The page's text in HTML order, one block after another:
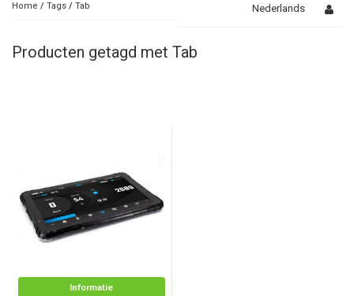
Home / Tags / Tab Nederlands
Producten getagd met Tab
Informatie